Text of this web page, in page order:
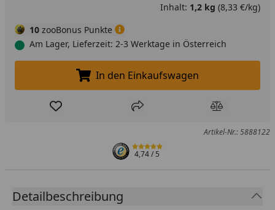
Inhalt: 1,2 kg (8,33 €/kg)
10 zooBonus Punkte
Am Lager, Lieferzeit: 2-3 Werktage in Österreich
In den Einkaufswagen legen
In den Einkaufswagen
Produkt zur Wunschliste hinzufügen
Teilen Produkt
Artikel-Nr.: 5888122
4,74/ 5
Detailbeschreibung